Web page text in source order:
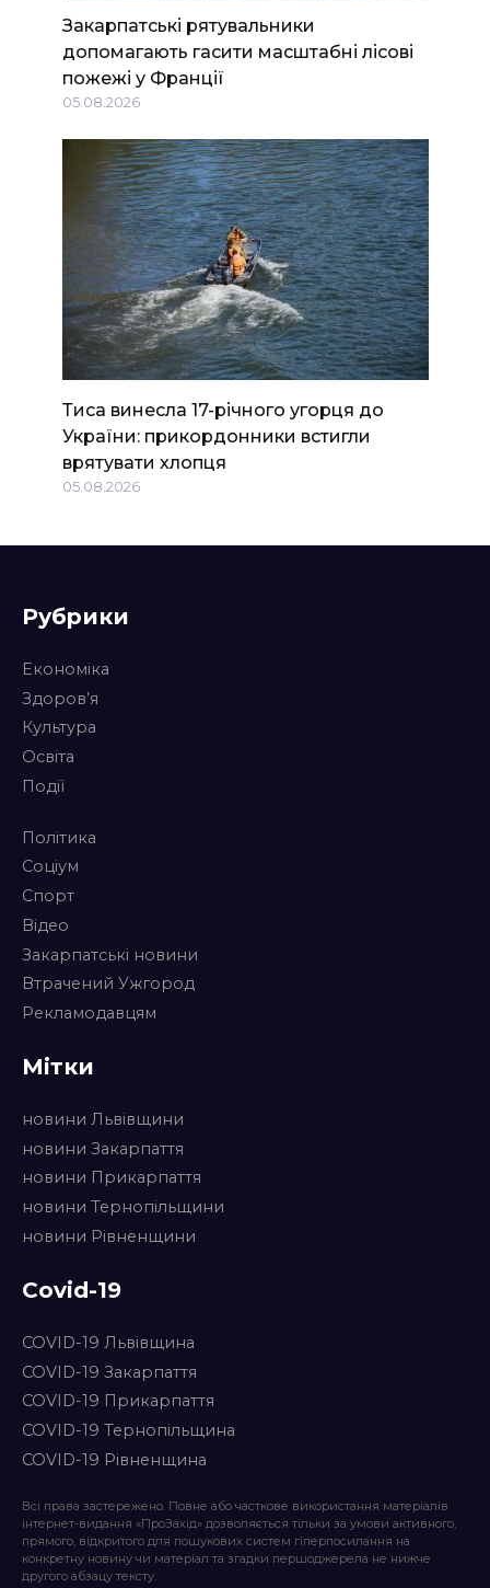
Закарпатські рятувальники
допомагають гасити масштабні лісові
пожежі у Франції
05.08.2026
Тиса винесла 17-річного угорця до
України: прикордонники встигли
врятувати хлопця
05.08.2026
Рубрики
Економіка
Здоров’я
Культура
Освіта
Події
Політика
Соціум
Спорт
Відео
Закарпатські новини
Втрачений Ужгород
Рекламодавцям
Мітки
новини Львівщини
новини Закарпаття
новини Прикарпаття
новини Тернопільщини
новини Рівненщини
Covid-19
COVID-19 Львівщина
COVID-19 Закарпаття
COVID-19 Прикарпаття
COVID-19 Тернопільщина
COVID-19 Рівненщина
Всі права застережено. Повне або часткове використання матеріалів
інтернет-видання «ПроЗахід» дозволяється тільки за умови активного,
прямого, відкритого для пошукових систем гіперпосилання на
конкретну новину чи матеріал та згадки першоджерела не нижче
другого абзацу тексту.